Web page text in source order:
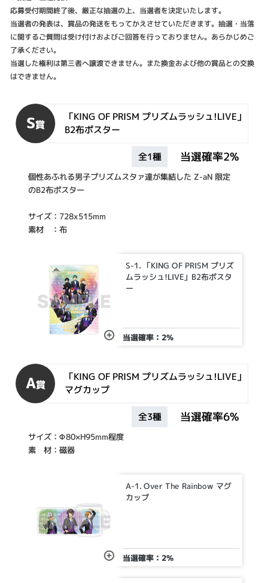
応募受付期間終了後、厳正な抽選の上、当選者を決定いたします。
当選者の発表は、賞品の発送をもってかえさせていただきます。抽選・当落
に関するご質問は受け付けおよびご回答を行っておりません。あらかじめご
了承ください。
当選した権利は第三者へ譲渡できません。また換金および他の賞品との交換
はできません。
S賞
「KING OF PRISM プリズムラッシュ!LIVE」
B2布ポスター
全1種 当選確率2%
個性あふれる男子プリズムスタァ達が集結した Z-aN 限定
のB2布ポスター
サイズ：728x515mm
素材 ：布
当選確率：2%
S-1. 「KING OF PRISM プリズ
ムラッシュ!LIVE」B2布ポスタ
ー
A賞
「KING OF PRISM プリズムラッシュ!LIVE」
マグカップ
全3種 当選確率6%
サイズ：Φ80×H95mm程度
素 材：磁器
当選確率：2%
A-1. Over The Rainbow マグ
カップ